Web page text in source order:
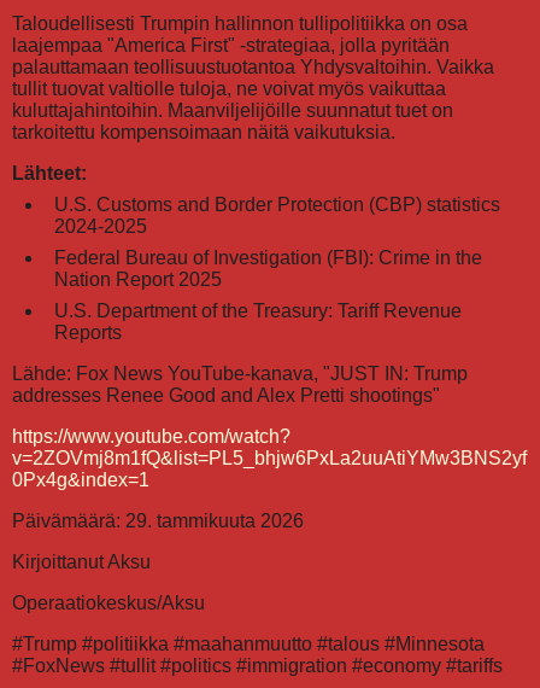
Taloudellisesti Trumpin hallinnon tullipolitiikka on osa
laajempaa "America First" -strategiaa, jolla pyritään
palauttamaan teollisuustuotantoa Yhdysvaltoihin. Vaikka
tullit tuovat valtiolle tuloja, ne voivat myös vaikuttaa
kuluttajahintoihin. Maanviljelijöille suunnatut tuet on
tarkoitettu kompensoimaan näitä vaikutuksia.
Lähteet:
U.S. Customs and Border Protection (CBP) statistics
2024-2025
Federal Bureau of Investigation (FBI): Crime in the
Nation Report 2025
U.S. Department of the Treasury: Tariff Revenue
Reports
Lähde: Fox News YouTube-kanava, "JUST IN: Trump
addresses Renee Good and Alex Pretti shootings"
https://www.youtube.com/watch?
v=2ZOVmj8m1fQ&list=PL5_bhjw6PxLa2uuAtiYMw3BNS2yf
0Px4g&index=1
Päivämäärä: 29. tammikuuta 2026
Kirjoittanut Aksu
Operaatiokeskus/Aksu
#Trump #politiikka #maahanmuutto #talous #Minnesota
#FoxNews #tullit #politics #immigration #economy #tariffs